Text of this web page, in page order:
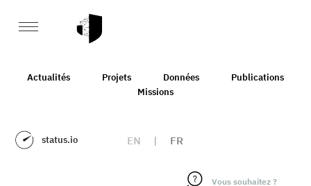
Actualités Projets Données
Publications
Missions
status.io EN | FR